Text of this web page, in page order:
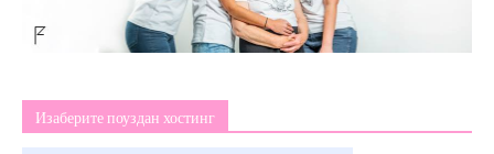
Изаберите поуздан хостинг